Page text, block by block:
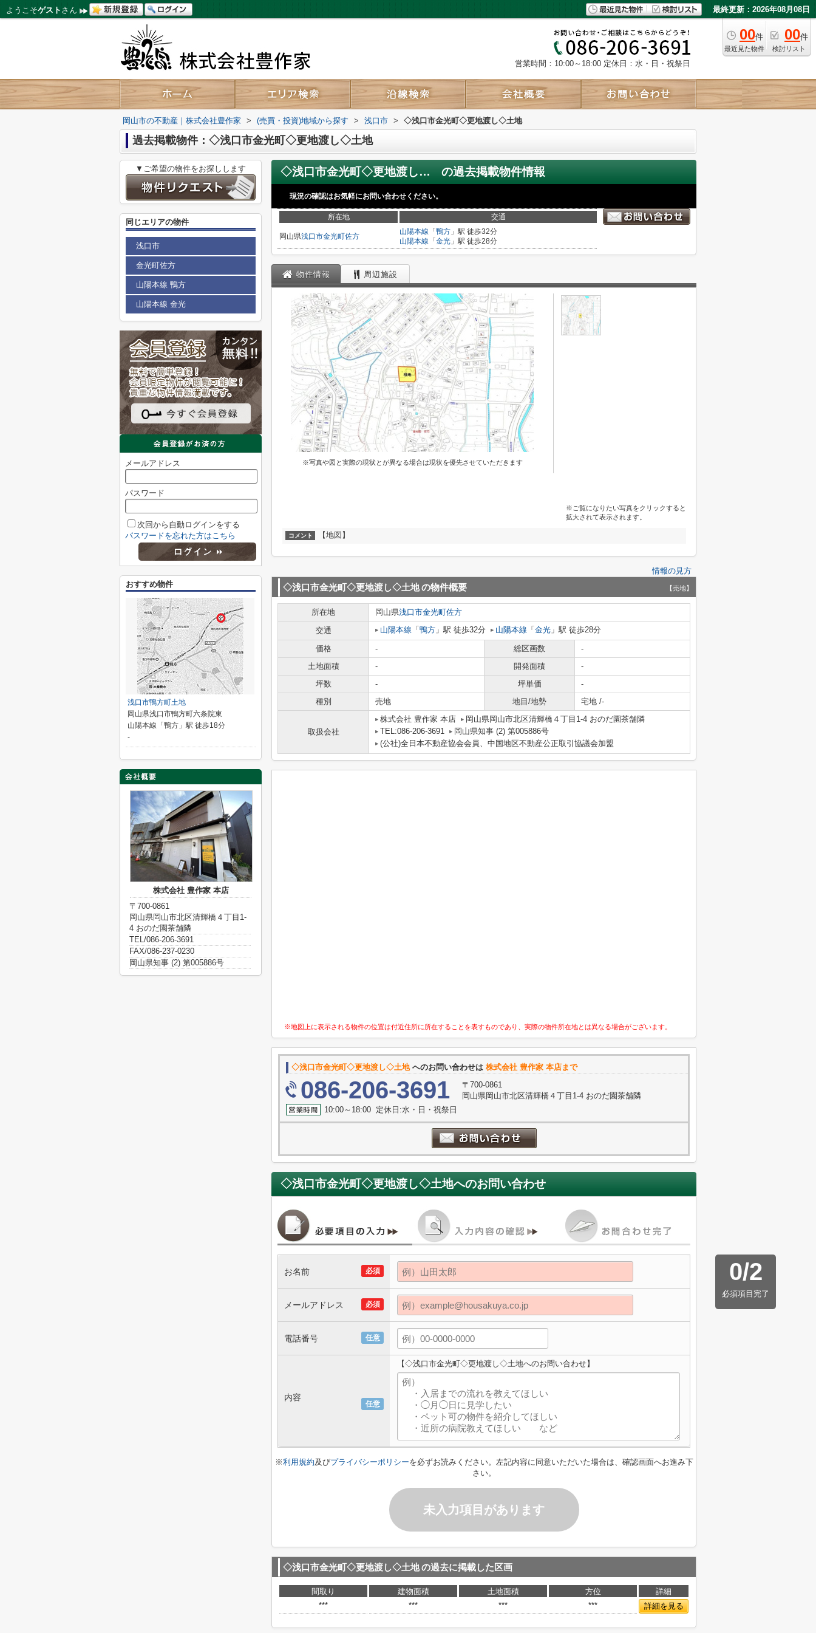
ようこそゲスト さん 最終更新：2026年08月08日
00件
最近見た物件
00件
検討リスト
営業時間：10:00～18:00 定休日：水・日・祝祭日
岡山市の不動産｜株式会社豊作家 > (売買・投資)地域から探す > 浅口市 > ◇浅口市金光町◇更地渡し◇土地
過去掲載物件：◇浅口市金光町◇更地渡し◇土地
◇浅口市金光町◇更地渡し◇土地 の過去掲載物件情報
現況の確認はお気軽にお問い合わせください。
所在地 交通
岡山県浅口市金光町佐方
山陽本線 「 鴨方 」駅 徒歩32分
山陽本線 「 金光 」駅 徒歩28分
物件情報 周辺施設
※写真や図と実際の現状とが異なる場合は現状を優先させていただきます
※ご覧になりたい写真をクリックすると
拡大されて表示されます。
コメント 【地図】
情報の見方
◇浅口市金光町◇更地渡し◇土地の物件概要 【売地】
所在地 岡山県浅口市金光町佐方
交通
山陽本線 「 鴨方 」駅 徒歩32分 山陽本線 「 金光 」駅 徒歩28分
価格 - 総区画数
-
土地面積
- 開発面積
-
坪数
- 坪単価
-
種別
売地 地目/地勢 宅地 /-
取扱会社
株式会社 豊作家 本店
岡山県岡山市北区清輝橋４丁目1-4 おのだ園茶舗隣
TEL:086-206-3691
岡山県知事 (2) 第005886号
(公社)全日本不動産協会会員、中国地区不動産公正取引協議会加盟
※地図上に表示される物件の位置は付近住所に所在することを表すものであり、実際の物件所在地とは異なる場合がございます。
◇浅口市金光町◇更地渡し◇土地へのお問い合わせは 株式会社 豊作家 本店まで
086-206-3691
〒700-0861
岡山県岡山市北区清輝橋４丁目1-4 おのだ園茶舗隣
10:00～18:00 定休日:水・日・祝祭日
◇浅口市金光町◇更地渡し◇土地へのお問い合わせ
0/2
必須項目完了
必須
お名前
必須
メールアドレス
任意
電話番号
任意
内容
【◇浅口市金光町◇更地渡し◇土地へのお問い合わせ】
※利用規約及びプライバシーポリシーを必ずお読みください。左記内容に同意いただいた場合は、確認画面へお進み下
さい。
未入力項目があります
◇浅口市金光町◇更地渡し◇土地の過去に掲載した区画
間取り 建物面積 土地面積 方位
詳細
***
*** *** *** 詳細を見る
▼ご希望の物件をお探しします
同じエリアの物件
浅口市
金光町佐方
山陽本線 鴨方
山陽本線 金光
メールアドレス
パスワード
次回から自動ログインをする
パスワードを忘れた方はこちら
おすすめ物件
浅口市鴨方町土地
岡山県浅口市鴨方町六条院東
山陽本線「鴨方」駅 徒歩18分
-
株式会社 豊作家 本店
〒700-0861
岡山県岡山市北区清輝橋４丁目1-
4 おのだ園茶舗隣
TEL/086-206-3691
FAX/086-237-0230
岡山県知事 (2) 第005886号